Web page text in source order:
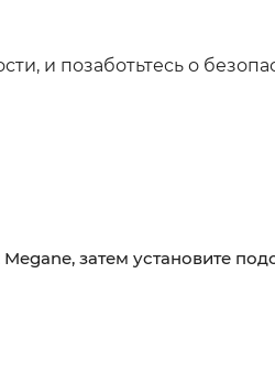
и позаботьтесь о
затем установите